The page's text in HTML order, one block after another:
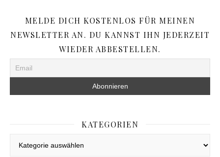
MELDE DICH KOSTENLOS FÜR MEINEN
NEWSLETTER AN. DU KANNST IHN JEDERZEIT
WIEDER ABBESTELLEN.
KATEGORIEN